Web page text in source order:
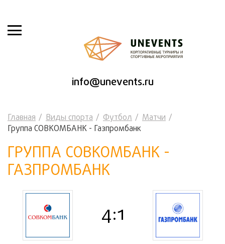
info@unevents.ru
Главная Виды спорта Футбол
Матчи
Группа СОВКОМБАНК - Газпромбанк
ГРУППА СОВКОМБАНК -
ГАЗПРОМБАНК
4:1